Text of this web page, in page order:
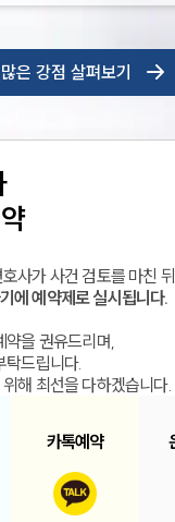
은 강점 살펴보기
사가 사건 검토를 마친 뒤
에 예약제로 실시됩니다.
을 권유드리며,
탁드립니다.
해 최선을 다하겠습니다.
카톡예약